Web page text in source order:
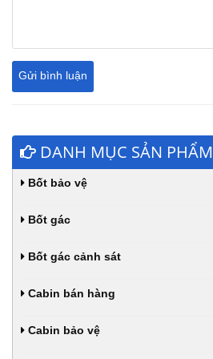
DANH MỤC SẢN PHẨM
Bốt bảo vệ
Bốt gác
Bốt gác cảnh sát
Cabin bán hàng
Cabin bảo vệ